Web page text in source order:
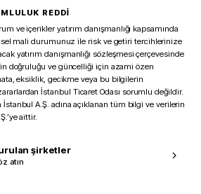
REDDİ
ve içerikler yatırım danışmanlığı kapsamında
mali durumunuz ile risk ve getiri tercihlerinize
yatırım danışmanlığı sözleşmesi çerçevesinde
doğruluğu ve güncelliği için azami özen
eksiklik, gecikme veya bu bilgilerin
İstanbul Ticaret Odası sorumlu değildir.
A.Ş. adına açıklanan tüm bilgi ve verilerin
aittir.
şirketler
atın